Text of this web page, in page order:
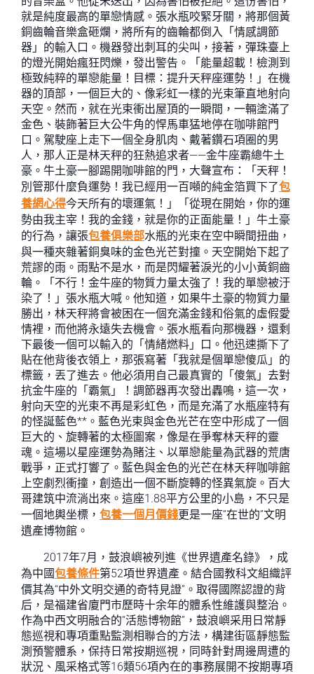
就是純度最高的單戀情感。張水瓶咬緊牙關，將那個黃
銅齒輪音樂盒砸爛，將所有的齒輪都倒入「情感調節
器」的輸入口。機器發出刺耳的尖叫，接著，彈珠臺上
的燈光開始瘋狂閃爍，發出警告。「能量超載！檢測到
極致純粹的單戀能量！目標：提升天秤座運勢！」在機
器的頂部，一個巨大的、像彩虹一樣的光束筆直地射向
天空。然而，就在光束衝出屋頂的一瞬間，一輛塗滿了
金色、裝飾著巨大公牛角的悍馬車猛地停在咖啡館門
口。駕駛座上走下一個全身肌肉、戴著鑽石項圈的男
人，那人正是林天秤的狂熱追求者——金牛座霸總牛土
豪。牛土豪一腳踢開咖啡館的門，大聲宣布：「天秤！
別管那什麼負運勢！我已經用一百噸的純金箔買下了包
養網心得今天所有的壞運氣！」「從現在開始，你的運
勢由我主宰！我的金錢，就是你的正面能量！」牛土豪
的行為，讓張包養俱樂部水瓶的光束在空中瞬間扭曲，
與一種夾雜著銅臭味的金色光芒對撞。天空開始下起了
荒謬的雨。雨點不是水，而是閃耀著淚光的小小黃銅齒
輪。「不行！金牛座的物質力量太強了！我的單戀被汙
染了！」張水瓶大喊。他知道，如果牛土豪的物質力量
勝出，林天秤將會被困在一個充滿金錢和俗氣的虛假愛
情裡，而他將永遠失去機會。張水瓶看向那機器，還剩
下最後一個可以輸入的「情緒燃料」口。他迅速撕下了
貼在他背後衣領上，那張寫著「我就是個單戀傻瓜」的
標籤，丟了進去。他必須用自己最真實的「傻氣」去對
抗金牛座的「霸氣」！調節器再次發出轟鳴，這一次，
射向天空的光束不再是彩虹色，而是充滿了水瓶座特有
的怪誕藍色**。藍色光束與金色光芒在空中形成了一個
巨大的、旋轉著的太極圖案，像是在爭奪林天秤的靈
魂。這場以星座運勢為賭注、以單戀能量為武器的荒唐
戰爭，正式打響了。藍色與金色的光芒在林天秤咖啡館
上空劇烈衝撞，創造出一個不斷旋轉的怪異氣旋。百大
哥建筑中流淌出來。這座1.88平方公里的小島，不只是
一個地輿坐標， 包養一個月價錢更是一座“在世的”文明
遺產博物館。
2017年7月，鼓浪嶼被列進《世界遺產名錄》，成
為中國包養條件第52項世界遺產。結合國教科文組織評
價其為“中外文明交通的奇特見證”。取得國際認證的背
后，是福建省廈門市歷時十余年的體系性維護與整治。
作為中西文明融合的“活態博物館”，鼓浪嶼采用日常靜
態巡視和專項重點監測相聯合的方法，構建街區靜態監
測預警體系，保持日常按期巡視，同時針對周邊周遭的
狀況、風采格式等16類56項內在的事務展開不按期專項